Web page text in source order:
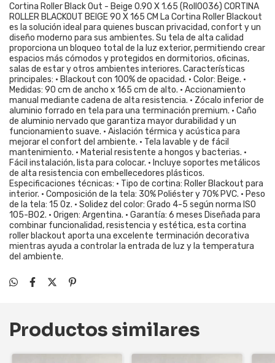
Cortina Roller Black Out - Beige 0.90 X 1.65 (Roll0036) CORTINA
ROLLER BLACKOUT BEIGE 90 X 165 CM La Cortina Roller Blackout
es la solución ideal para quienes buscan privacidad, confort y un
diseño moderno para sus ambientes. Su tela de alta calidad
proporciona un bloqueo total de la luz exterior, permitiendo crear
espacios más cómodos y protegidos en dormitorios, oficinas,
salas de estar y otros ambientes interiores. Características
principales: • Blackout con 100% de opacidad. • Color: Beige. •
Medidas: 90 cm de ancho x 165 cm de alto. • Accionamiento
manual mediante cadena de alta resistencia. • Zócalo inferior de
aluminio forrado en tela para una terminación premium. • Caño
de aluminio nervado que garantiza mayor durabilidad y un
funcionamiento suave. • Aislación térmica y acústica para
mejorar el confort del ambiente. • Tela lavable y de fácil
mantenimiento. • Material resistente a hongos y bacterias. •
Fácil instalación, lista para colocar. • Incluye soportes metálicos
de alta resistencia con embellecedores plásticos.
Especificaciones técnicas: • Tipo de cortina: Roller Blackout para
interior. • Composición de la tela: 30% Poliéster y 70% PVC. • Peso
de la tela: 15 Oz. • Solidez del color: Grado 4-5 según norma ISO
105-B02. • Origen: Argentina. • Garantía: 6 meses Diseñada para
combinar funcionalidad, resistencia y estética, esta cortina
roller blackout aporta una excelente terminación decorativa
mientras ayuda a controlar la entrada de luz y la temperatura
del ambiente.
Productos similares